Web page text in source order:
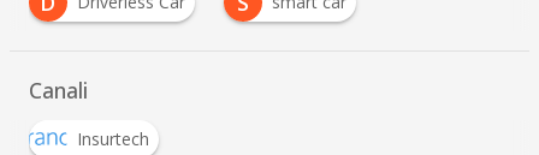
Canali
Insurtech